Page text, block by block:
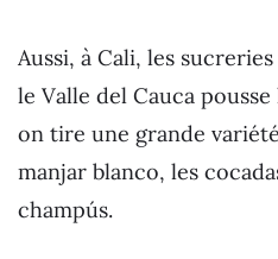
Aussi, à Cali, les
le Valle del Cauca
on tire une grande
manjar blanco, les
champús.